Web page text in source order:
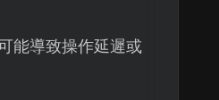
能導致操作延遲或